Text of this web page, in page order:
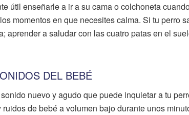
útil enseñarle a ir a su cama o colchoneta
momentos en que necesites calma. Si tu perro
aprender a saludar con las cuatro patas en el
DEL BEBÉ
nuevo y agudo que puede inquietar a tu
de bebé a volumen bajo durante unos